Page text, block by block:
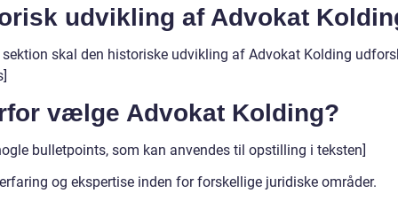
udvikling af Advokat
sektion skal den historiske udvikling af Advokat Kolding
vælge Advokat Kolding?
bulletpoints, som kan anvendes til opstilling i teksten]
og ekspertise inden for forskellige juridiske områder.